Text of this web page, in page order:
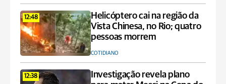
12:48
Helicóptero cai na região da
Vista Chinesa, no Rio; quatro
pessoas morrem
COTIDIANO
12:38
Investigação revela plano